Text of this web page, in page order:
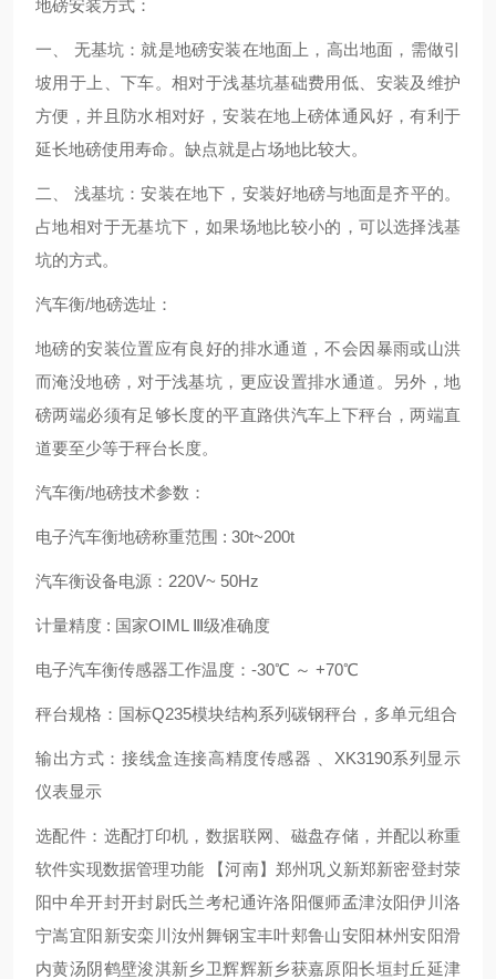
地磅安装方式：
一、 无基坑：就是地磅安装在地面上，高出地面，需做引
坡用于上、下车。相对于浅基坑基础费用低、安装及维护
方便，并且防水相对好，安装在地上磅体通风好，有利于
延长地磅使用寿命。缺点就是占场地比较大。
二、 浅基坑：安装在地下，安装好地磅与地面是齐平的。
占地相对于无基坑下，如果场地比较小的，可以选择浅基
坑的方式。
汽车衡/地磅选址：
地磅的安装位置应有良好的排水通道，不会因暴雨或山洪
而淹没地磅，对于浅基坑，更应设置排水通道。另外，地
磅两端必须有足够长度的平直路供汽车上下秤台，两端直
道要至少等于秤台长度。
汽车衡/地磅技术参数：
电子汽车衡地磅称重范围 : 30t~200t
汽车衡设备电源：220V~ 50Hz
计量精度 : 国家OIML Ⅲ级准确度
电子汽车衡传感器工作温度：-30℃ ～ +70℃
秤台规格：国标Q235模块结构系列碳钢秤台，多单元组合
输出方式：接线盒连接高精度传感器 、XK3190系列显示
仪表显示
选配件：选配打印机，数据联网、磁盘存储，并配以称重
软件实现数据管理功能 【河南】郑州巩义新郑新密登封荥
阳中牟开封开封尉氏兰考杞通许洛阳偃师孟津汝阳伊川洛
宁嵩宜阳新安栾川汝州舞钢宝丰叶郏鲁山安阳林州安阳滑
内黄汤阴鹤壁浚淇新乡卫辉辉新乡获嘉原阳长垣封丘延津